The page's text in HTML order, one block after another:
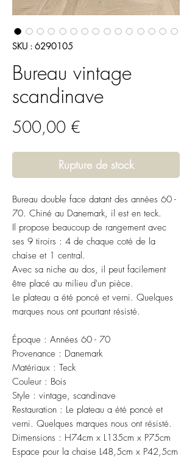
SKU : 6290105
Bureau vintage
scandinave
500,00 €
Rupture de stock
Bureau double face datant des années 60 -
70. Chiné au Danemark, il est en teck.
Il propose beaucoup de rangement avec
ses 9 tiroirs : 4 de chaque coté de la
chaise et 1 central.
Avec sa niche au dos, il peut facilement
être placé au milieu d'un pièce.
Le plateau a été poncé et verni. Quelques
marques nous ont pourtant résisté.
Époque : Années 60 - 70
Provenance : Danemark
Matériaux : Teck
Couleur : Bois
Style : vintage, scandinave
Restauration : Le plateau a été poncé et
verni. Quelques marques nous ont résisté.
Dimensions : H74cm x L135cm x P75cm
Espace pour la chaise L48,5cm x P42,5cm